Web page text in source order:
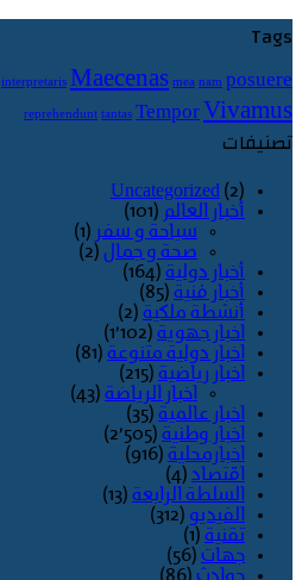
Tags
interpretaris Maecenas mea nam posuere
reprehendunt tantas Tempor Vivamus
تصنيفات
Uncategorized (2)
أخبار العالم (101)
سياحة و سفر (1)
صحة و جمال (2)
أخبار دولية (164)
أخبار فنية (85)
أنشطة ملكية (2)
اخبار جهوية (1٬102)
اخبار دولية متنوعة (81)
اخبار رياضية (215)
اخبار الرياضة (43)
اخبار عالمية (35)
اخبار وطنية (2٬505)
اخبارمحلية (916)
اقتصاد (4)
السلطة الرابعة (13)
الفيديو (312)
تقنية (1)
جهات (56)